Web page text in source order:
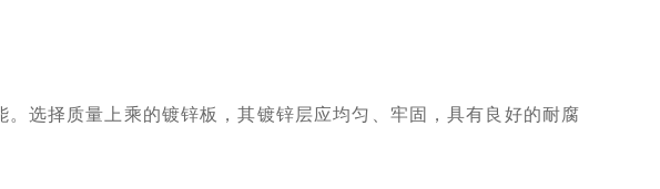
选择质量上乘的镀锌板，其镀锌层应均匀、牢固，具有良好的耐腐